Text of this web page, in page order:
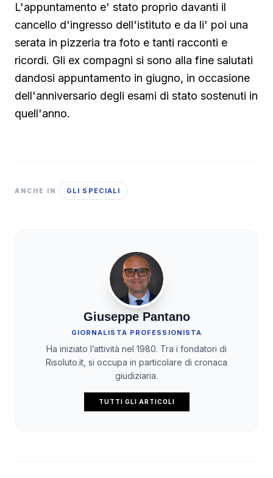
L'appuntamento e' stato proprio davanti il
cancello d'ingresso dell'istituto e da li' poi una
serata in pizzeria tra foto e tanti racconti e
ricordi. Gli ex compagni si sono alla fine salutati
dandosi appuntamento in giugno, in occasione
dell'anniversario degli esami di stato sostenuti in
quell'anno.
ANCHE IN GLI SPECIALI
Giuseppe Pantano
GIORNALISTA PROFESSIONISTA
Ha iniziato l’attività nel 1980. Tra i fondatori di
Risoluto.it, si occupa in particolare di cronaca
giudiziaria.
TUTTI GLI ARTICOLI